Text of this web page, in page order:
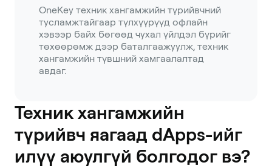
OneKey техник хангамжийн түрийвчний
тусламжтайгаар түлхүүрүүд офлайн
хэвээр байх бөгөөд чухал үйлдэл бүрийг
төхөөрөмж дээр баталгаажуулж, техник
хангамжийн түвшний хамгаалалтад
авдаг.
Техник хангамжийн
түрийвч яагаад dApps-ийг
илүү аюулгүй болгодог вэ?